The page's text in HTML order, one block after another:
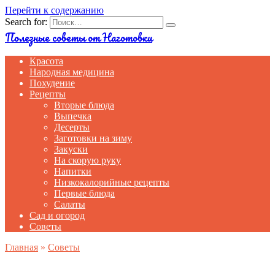
Перейти к содержанию
Search for:
Полезные советы от Наготовки
Красота
Народная медицина
Похудение
Рецепты
Вторые блюда
Выпечка
Десерты
Заготовки на зиму
Закуски
На скорую руку
Напитки
Низкокалорийные рецепты
Первые блюда
Салаты
Сад и огород
Советы
Главная » Советы